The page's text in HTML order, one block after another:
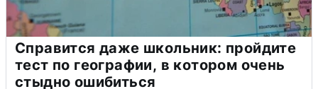
Справится даже школьник: пройдите
тест по географии, в котором очень
стыдно ошибиться